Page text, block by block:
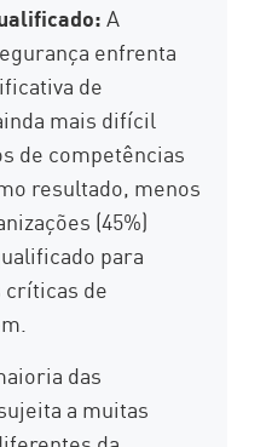
A
enfrenta
de
mais difícil
de competências
resultado, menos
(45%)
para
de
das
a muitas